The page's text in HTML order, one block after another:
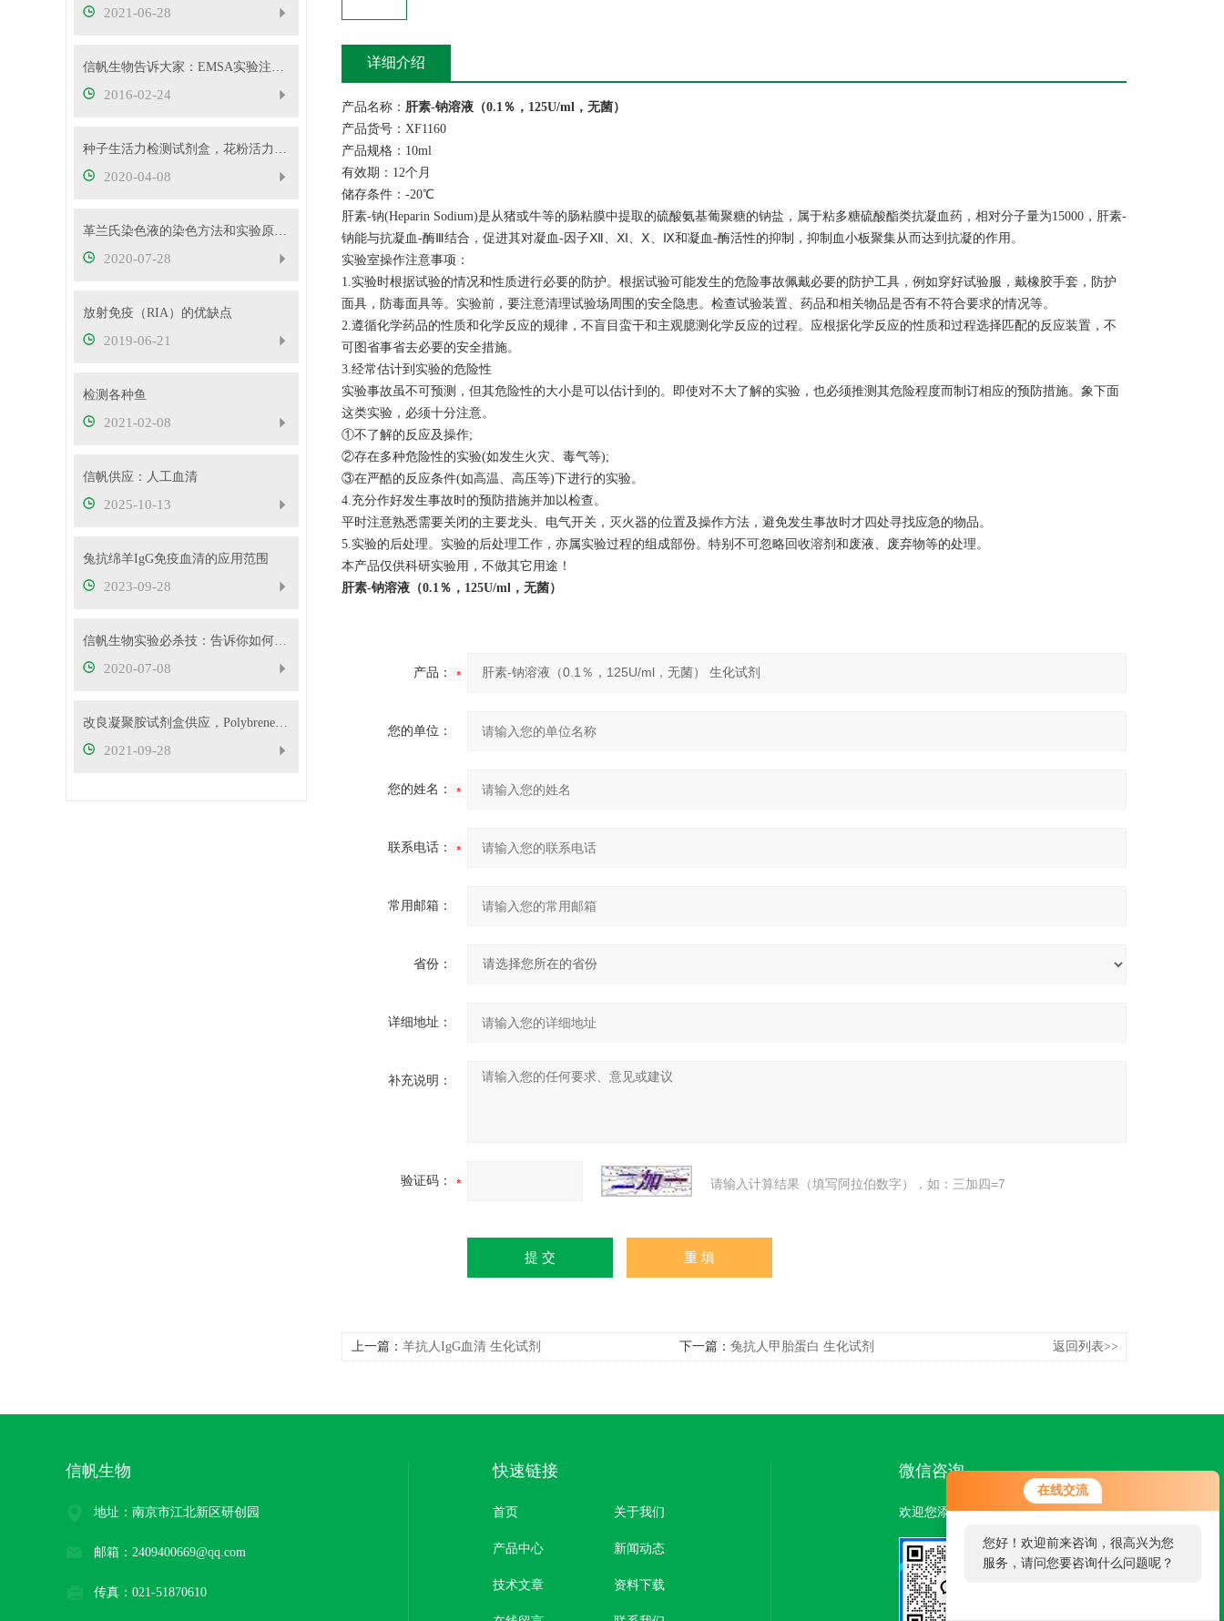
在线交流
您好！欢迎前来咨询，很高兴为您
服务，请问您要咨询什么问题呢？
您好，看您停留很久了，是否找到
了需求产品，您可以直接在线与我
2021-06-28
信帆生物告诉大家：EMSA实验注意事项及常见问题分析
2016-02-24
种子生活力检测试剂盒，花粉活力检测试剂盒供应
2020-04-08
革兰氏染色液的染色方法和实验原理您清楚多少？
2020-07-28
放射免疫（RIA）的优缺点
2019-06-21
检测各种鱼
2021-02-08
信帆供应：人工血清
2025-10-13
兔抗绵羊IgG免疫血清的应用范围
2023-09-28
信帆生物实验必杀技：告诉你如何消除系统误差
2020-07-08
改良凝聚胺试剂盒供应，Polybrene试剂盒
2021-09-28
详细介绍
产品名称： 肝素-钠溶液（0.1％，125U/ml，无菌）
产品货号：XF1160
产品规格：10ml
有效期：12个月
储存条件：-20℃
肝素-钠(Heparin Sodium)是从猪或牛等的肠粘膜中提取的硫酸氨基葡聚糖的钠盐，属于粘多糖硫酸酯类抗凝血药，相对分子量为15000，肝素-
钠能与抗凝血-酶Ⅲ结合，促进其对凝血-因子Ⅻ、Ⅺ、Ⅹ、Ⅸ和凝血-酶活性的抑制，抑制血小板聚集从而达到抗凝的作用。
实验室操作注意事项：
1.实验时根据试验的情况和性质进行必要的防护。根据试验可能发生的危险事故佩戴必要的防护工具，例如穿好试验服，戴橡胶手套，防护
面具，防毒面具等。实验前，要注意清理试验场周围的安全隐患。检查试验装置、药品和相关物品是否有不符合要求的情况等。
2.遵循化学药品的性质和化学反应的规律，不盲目蛮干和主观臆测化学反应的过程。应根据化学反应的性质和过程选择匹配的反应装置，不
可图省事省去必要的安全措施。
3.经常估计到实验的危险性
实验事故虽不可预测，但其危险性的大小是可以估计到的。即使对不大了解的实验，也必须推测其危险程度而制订相应的预防措施。象下面
这类实验，必须十分注意。
①不了解的反应及操作;
②存在多种危险性的实验(如发生火灾、毒气等);
③在严酷的反应条件(如高温、高压等)下进行的实验。
4.充分作好发生事故时的预防措施并加以检查。
平时注意熟悉需要关闭的主要龙头、电气开关，灭火器的位置及操作方法，避免发生事故时才四处寻找应急的物品。
5.实验的后处理。实验的后处理工作，亦属实验过程的组成部份。特别不可忽略回收溶剂和废液、废弃物等的处理。
本产品仅供科研实验用，不做其它用途！
肝素-钠溶液（0.1％，125U/ml，无菌）
产品：
您的单位：
您的姓名：
联系电话：
常用邮箱：
省份：
详细地址：
补充说明：
验证码： 请输入计算结果（填写阿拉伯数字），如：三加四=7
上一篇： 羊抗人IgG血清 生化试剂 下一篇： 兔抗人甲胎蛋白 生化试剂 返回列表>>
信帆生物
地址：南京市江北新区研创园
邮箱：2409400669@qq.com
传真：021-51870610
快速链接
首页 关于我们
产品中心 新闻动态
技术文章 资料下载
微信咨询
欢迎您添加我们的微信号了解更多信息：